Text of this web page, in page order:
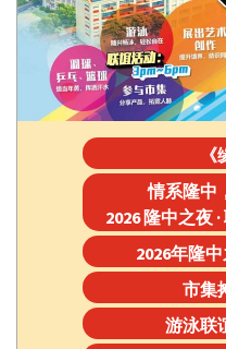
情系隆中
2026 隆中之夜
2026年隆
市集
游泳联